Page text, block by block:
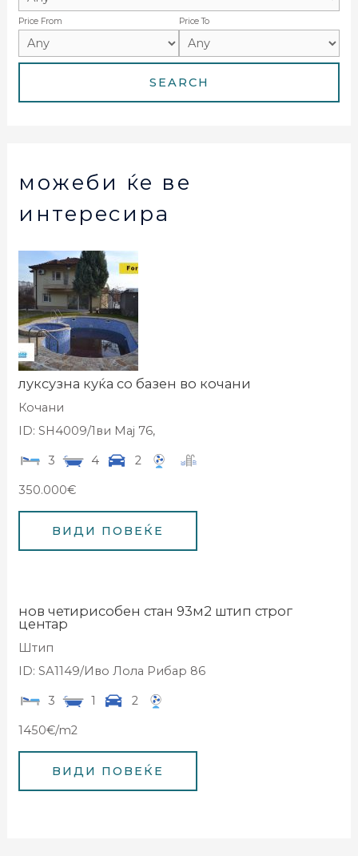
Price From Price To
можеби ќе ве
интересира
луксузна куќа со базен во кочани
Кочани
ID: SH4009/1ви Мај 76,
3 4 2
350.000€
нов четирисобен стан 93м2 штип строг
центар
Штип
ID: SА1149/Иво Лола Рибар 86
3 1 2
1450€/m2